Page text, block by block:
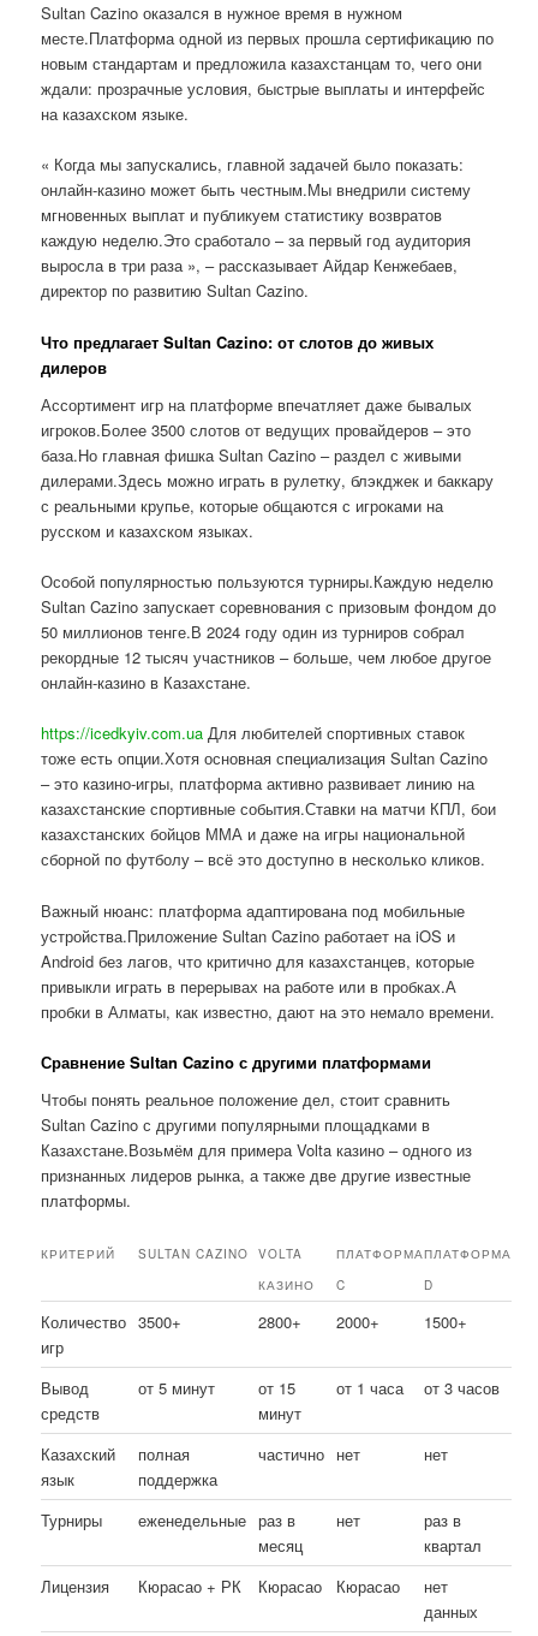
Sultan Cazino оказался в нужное время в нужном
месте.Платформа одной из первых прошла сертификацию по
новым стандартам и предложила казахстанцам то, чего они
ждали: прозрачные условия, быстрые выплаты и интерфейс
на казахском языке.
« Когда мы запускались, главной задачей было показать:
онлайн-казино может быть честным.Мы внедрили систему
мгновенных выплат и публикуем статистику возвратов
каждую неделю.Это сработало – за первый год аудитория
выросла в три раза », – рассказывает Айдар Кенжебаев,
директор по развитию Sultan Cazino.
Что предлагает Sultan Cazino: от слотов до живых
дилеров
Ассортимент игр на платформе впечатляет даже бывалых
игроков.Более 3500 слотов от ведущих провайдеров – это
база.Но главная фишка Sultan Cazino – раздел с живыми
дилерами.Здесь можно играть в рулетку, блэкджек и баккару
с реальными крупье, которые общаются с игроками на
русском и казахском языках.
Особой популярностью пользуются турниры.Каждую неделю
Sultan Cazino запускает соревнования с призовым фондом до
50 миллионов тенге.В 2024 году один из турниров собрал
рекордные 12 тысяч участников – больше, чем любое другое
онлайн-казино в Казахстане.
https://icedkyiv.com.ua Для любителей спортивных ставок
тоже есть опции.Хотя основная специализация Sultan Cazino
– это казино-игры, платформа активно развивает линию на
казахстанские спортивные события.Ставки на матчи КПЛ, бои
казахстанских бойцов ММА и даже на игры национальной
сборной по футболу – всё это доступно в несколько кликов.
Важный нюанс: платформа адаптирована под мобильные
устройства.Приложение Sultan Cazino работает на iOS и
Android без лагов, что критично для казахстанцев, которые
привыкли играть в перерывах на работе или в пробках.А
пробки в Алматы, как известно, дают на это немало времени.
Сравнение Sultan Cazino с другими платформами
Чтобы понять реальное положение дел, стоит сравнить
Sultan Cazino с другими популярными площадками в
Казахстане.Возьмём для примера Volta казино – одного из
признанных лидеров рынка, а также две другие известные
платформы.
КРИТЕРИЙ SULTAN CAZINO
VOLTA
КАЗИНО
ПЛАТФОРМА
C
ПЛАТФОРМА
D
Количество
игр
3500+ 2800+ 2000+ 1500+
Вывод
средств
от 5 минут
от 15
минут
от 1 часа от 3 часов
Казахский
язык
полная
поддержка
частично нет нет
Турниры еженедельные раз в
месяц
нет
раз в
квартал
Лицензия
Кюрасао + РК Кюрасао Кюрасао
нет
данных